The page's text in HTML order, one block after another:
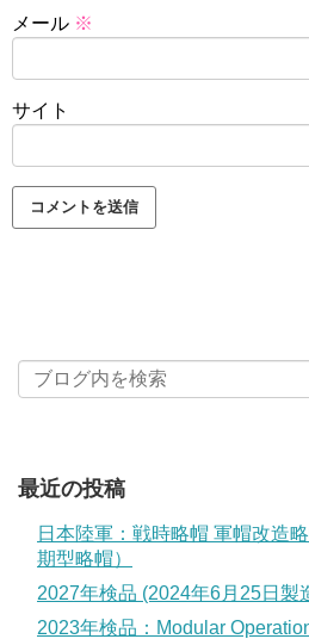
メール ※
サイト
最近の投稿
日本陸軍：戦時略帽 軍帽改造
期型略帽）
2027年検品 (2024年6月25日製
2023年検品：Modular